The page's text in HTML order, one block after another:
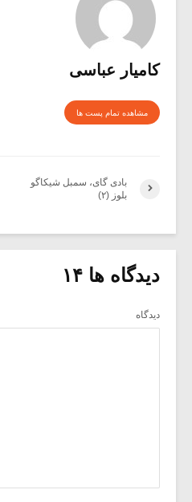
کامیار عباسی
مشاهده تمام پست ها
بادی گای، سمبل شیکاگو
بلوز (۲)
دیدگاه ها ۱۴
دیدگاه